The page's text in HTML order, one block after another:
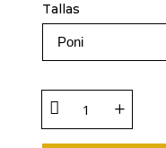
Tallas